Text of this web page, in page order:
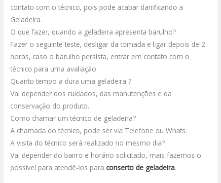
contato com o técnico, pois pode acabar danificando a
Geladeira.
O que fazer, quando a geladeira apresenta barulho?
Fazer o seguinte teste, desligar da tomada e ligar depois de 2
horas, caso o barulho persista, entrar em contato com o
técnico para uma avaliação.
Quanto tempo a dura uma geladeira ?
Vai depender dos cuidados, das manutenções e da
conservação do produto.
Como chamar um técnico de geladeira?
A chamada do técnico, pode ser via Telefone ou Whats.
A visita do técnico será realizado no mesmo dia?
Vai depender do bairro e horário solicitado, mais fazemos o
possível para atendê-los paraconserto de geladeira.